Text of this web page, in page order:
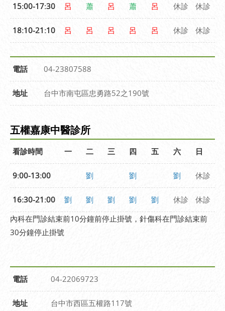
15:00-17:30 呂 蕭 呂 蕭 呂 休診 休診
18:10-21:10 呂 呂 呂 呂 呂 休診 休診
電話 04-23807588
地址 台中市南屯區忠勇路52之190號
五權嘉康中醫診所
看診時間 一 二 三 四 五 六 日
9:00-13:00 劉 劉 劉 休診
16:30-21:00 劉 劉 劉 劉 劉 休診
休診
內科在門診結束前10分鐘前停止掛號，針傷科在門診結束前
30分鐘停止掛號
電話 04-22069723
地址 台中市西區五權路117號